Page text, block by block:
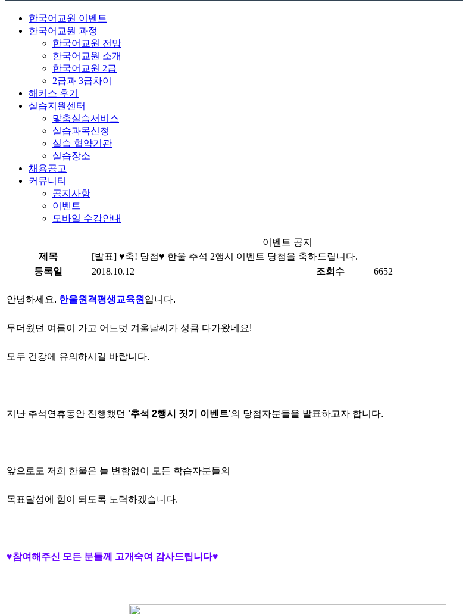
한국어교원 이벤트
한국어교원 과정
한국어교원 전망
한국어교원 소개
한국어교원 2급
2급과 3급차이
해커스 후기
실습지원센터
맟춤실습서비스
실습과목신청
실습 협약기관
실습장소
채용공고
커뮤니티
공지사항
이벤트
모바일 수강안내
이벤트 공지
제목
[발표] ♥축! 당첨♥ 한울 추석 2행시 이벤트 당첨을 축하드립니다.
등록일
2018.10.12 조회수 6652
안녕하세요. 한울원격평생교육원 입니다.
무더웠던 여름이 가고 어느덧 겨울날씨가 성큼 다가왔네요!
모두 건강에 유의하시길 바랍니다.
지난 추석연휴동안 진행했던 '추석 2행시 짓기 이벤트'의 당첨자분들을 발표하고자 합니다.
앞으로도 저희 한울은 늘 변함없이 모든 학습자분들의
목표달성에 힘이 되도록 노력하겠습니다.
♥참여해주신 모든 분들께 고개숙여 감사드립니다♥